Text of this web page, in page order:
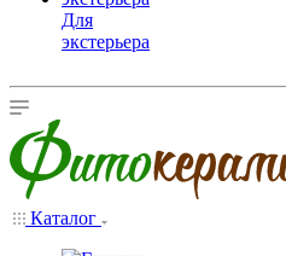
Для
экстерьера
Каталог